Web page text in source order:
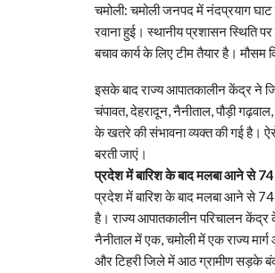
चमोली: चमोली जनपद में नंदप्रयाग
रवाना हुई। स्थानीय प्रशासन स्थिति
बचाव कार्य के लिए टीम तैयार है। मौसम
इसके बाद राज्य आपातकालीन केंद्र ने
चंपावत, देहरादून, नैनीताल, पौड़ी
के खतरे की संभावना व्यक्त की गई है।
बरती जाएं।
प्रदेश में बारिश के बाद मलबा आने से
प्रदेश में बारिश के बाद मलबा आने से 74
है। राज्य आपातकालीन परिचालन
नैनीताल में एक, चमोली में एक राज्य
और टिहरी जिले में आठ ग्रामीण सड़के